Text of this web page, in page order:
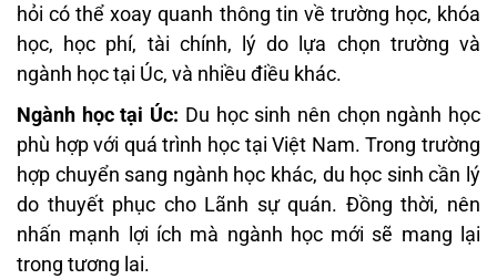
hỏi có thể xoay quanh thông tin về trường học, khóa
học, học phí, tài chính, lý do lựa chọn trường và
ngành học tại Úc, và nhiều điều khác.
Ngành học tại Úc: Du học sinh nên chọn ngành học
phù hợp với quá trình học tại Việt Nam. Trong trường
hợp chuyển sang ngành học khác, du học sinh cần lý
do thuyết phục cho Lãnh sự quán. Đồng thời, nên
nhấn mạnh lợi ích mà ngành học mới sẽ mang lại
trong tương lai.